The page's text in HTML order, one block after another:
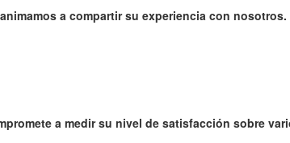
a compartir su experiencia con nosotros.
a medir su nivel de satisfacción sobre